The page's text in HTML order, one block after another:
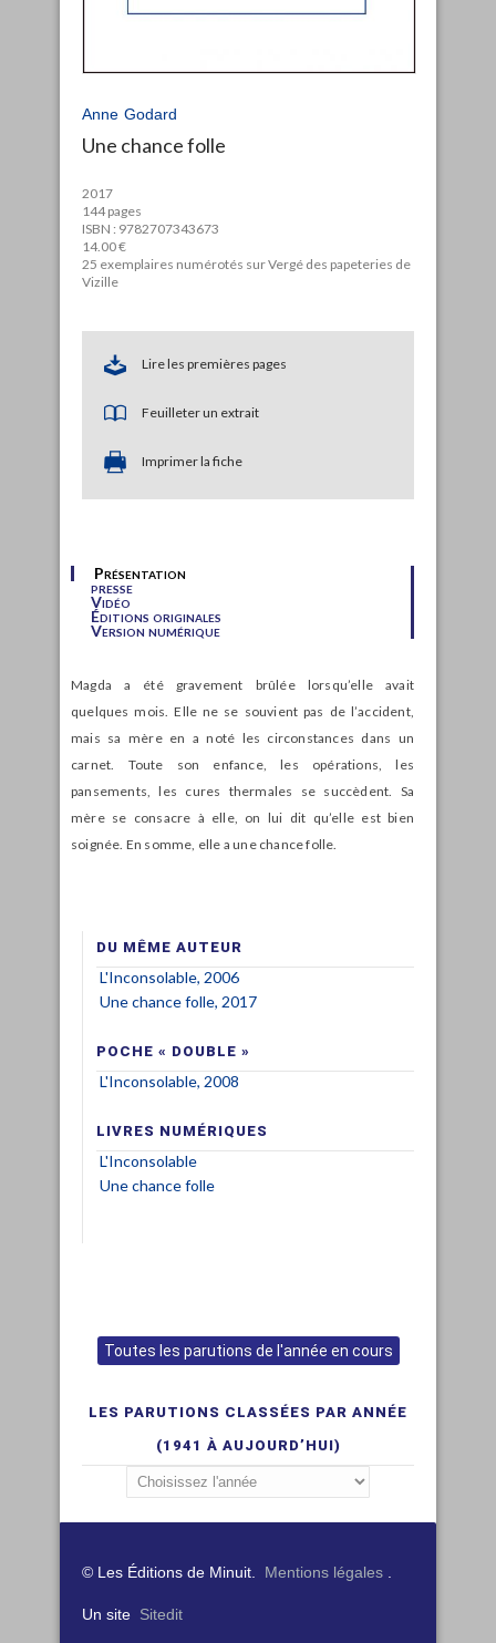
Anne Godard
Une chance folle
2017
144 pages
ISBN : 9782707343673
14.00 €
25 exemplaires numérotés sur Vergé des papeteries de
Vizille
Lire les premières pages
Feuilleter un extrait
Imprimer la fiche
Présentation
presse
Vidéo
Éditions originales
Version numérique
Magda a été gravement brûlée lorsqu’elle avait
quelques mois. Elle ne se souvient pas de l’accident,
mais sa mère en a noté les circonstances dans un
carnet. Toute son enfance, les opérations, les
pansements, les cures thermales se succèdent. Sa
mère se consacre à elle, on lui dit qu’elle est bien
soignée. En somme, elle a une chance folle.
DU MÊME AUTEUR
L'Inconsolable, 2006
Une chance folle, 2017
POCHE « DOUBLE »
L'Inconsolable, 2008
LIVRES NUMÉRIQUES
L'Inconsolable
Une chance folle
Toutes les parutions de l'année en cours
LES PARUTIONS CLASSÉES PAR ANNÉE
(1941 À AUJOURD’HUI)
© Les Éditions de Minuit. Mentions légales .
Un site Sitedit